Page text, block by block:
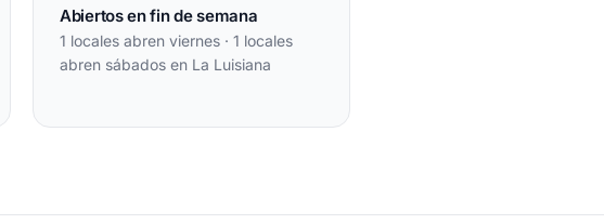
Abiertos en fin de semana
1 locales abren viernes · 1 locales
abren sábados en La Luisiana